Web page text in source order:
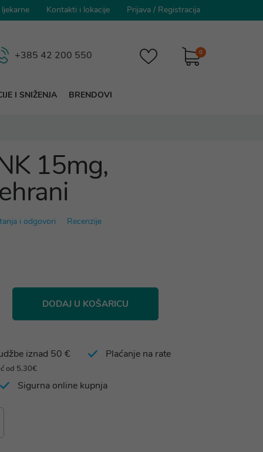
Kontakti i lokacije Prijava / Registracija
0
+385 42 200 550
I SNIŽENJA BRENDOVI
15mg,
i odgovori Recenzije
DODAJ U KOŠARICU
iznad 50 €
od 5,30€
Plaćanje na rate
Sigurna online kupnja